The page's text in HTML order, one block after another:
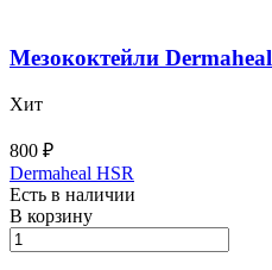
Мезококтейли Dermaheal
Хит
800 ₽
Dermaheal HSR
Есть в наличии
В корзину